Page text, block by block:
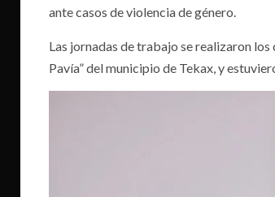
ante casos de violencia de género.
Las jornadas de trabajo se realizaron
Pavía” del municipio de Tekax, y